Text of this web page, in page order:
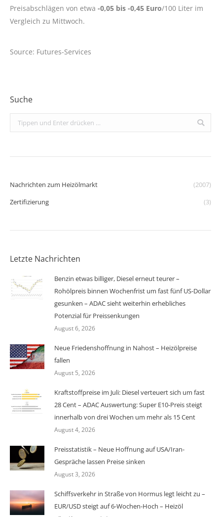
Preisabschlägen von etwa -0,05 bis -0,45 Euro/100 Liter im
Vergleich zu Mittwoch.
Source: Futures-Services
Suche
Search:
Nachrichten zum Heizölmarkt
(2007)
Zertifizierung
(3)
Letzte Nachrichten
Benzin etwas billiger, Diesel erneut teurer –
Rohölpreis binnen Wochenfrist um fast fünf US-Dollar
gesunken – ADAC sieht weiterhin erhebliches
Potenzial für Preissenkungen
August 6, 2026
Neue Friedenshoffnung in Nahost – Heizölpreise
fallen
August 5, 2026
Kraftstoffpreise im Juli: Diesel verteuert sich um fast
28 Cent – ADAC Auswertung: Super E10-Preis steigt
innerhalb von drei Wochen um mehr als 15 Cent
August 4, 2026
Preisstatistik – Neue Hoffnung auf USA/Iran-
Gespräche lassen Preise sinken
August 3, 2026
Schiffsverkehr in Straße von Hormus legt leicht zu –
EUR/USD steigt auf 6-Wochen-Hoch – Heizöl